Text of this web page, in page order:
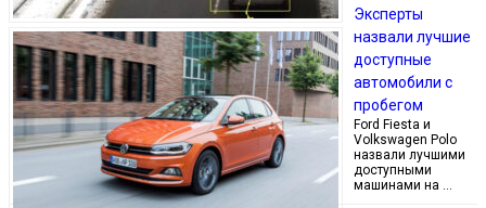
Эксперты
назвали лучшие
доступные
автомобили с
пробегом
Ford Fiesta и
Volkswagen Polo
назвали лучшими
доступными
машинами на …